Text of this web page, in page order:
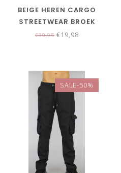
BEIGE HEREN CARGO
STREETWEAR BROEK
€39,95 €19,98
SALE-50%